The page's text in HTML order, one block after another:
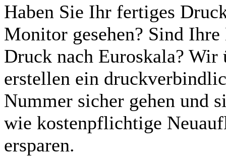
Haben Sie Ihr fertiges
Monitor gesehen? Sind
Druck nach Euroskala? Wir
erstellen ein
Nummer sicher gehen und
wie kostenpflichtige
ersparen.